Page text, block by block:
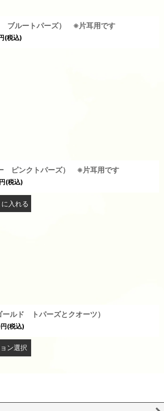
ルートパーズ） ※片耳用です
(税込)
ピンクトパーズ） ※片耳用です
(税込)
入れる
ルド トパーズとクオーツ）
円(税込)
ン選択